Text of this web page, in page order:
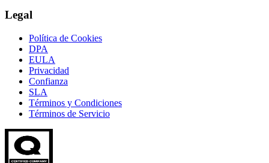
Legal
Política de Cookies
DPA
EULA
Privacidad
Confianza
SLA
Términos y Condiciones
Términos de Servicio